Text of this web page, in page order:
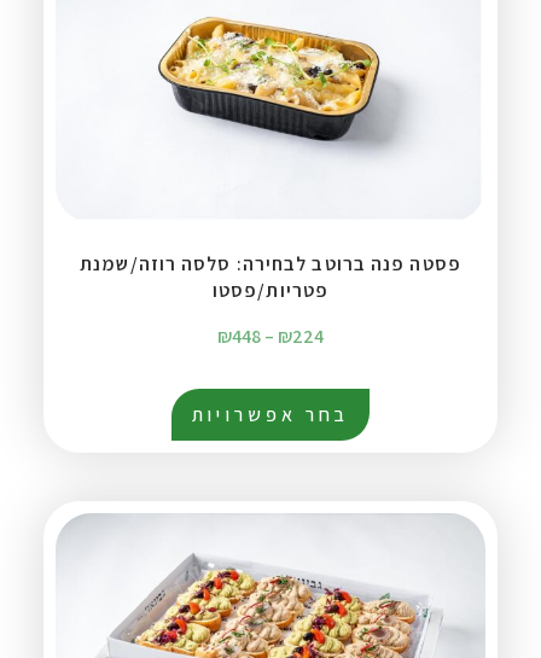
פסטה פנה ברוטב לבחירה: סלסה רוזה/שמנת
פטריות/פסטו
₪224
–
₪448
בחר אפשרויות